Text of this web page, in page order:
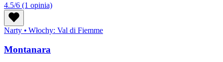
4.5/6 (1 opinia)
Narty • Włochy: Val di Fiemme
Montanara